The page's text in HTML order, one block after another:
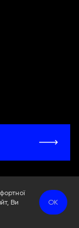
Ви
OK